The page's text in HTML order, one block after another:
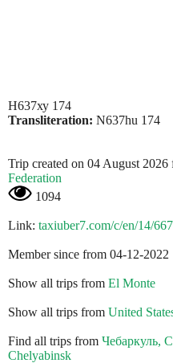
Н637ху 174
Transliteration: N637hu 174
Trip created on 04 August 2026
Federation
1094
Link: taxiuber7.com/c/en/14/
Member since from 04-12-2022
Show all trips from El Monte
Show all trips from United
Find all trips from Чебаркуль,
Chelyabinsk